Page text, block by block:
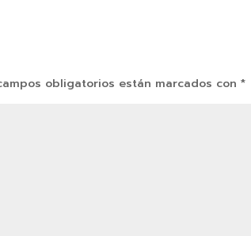
obligatorios están marcados con*